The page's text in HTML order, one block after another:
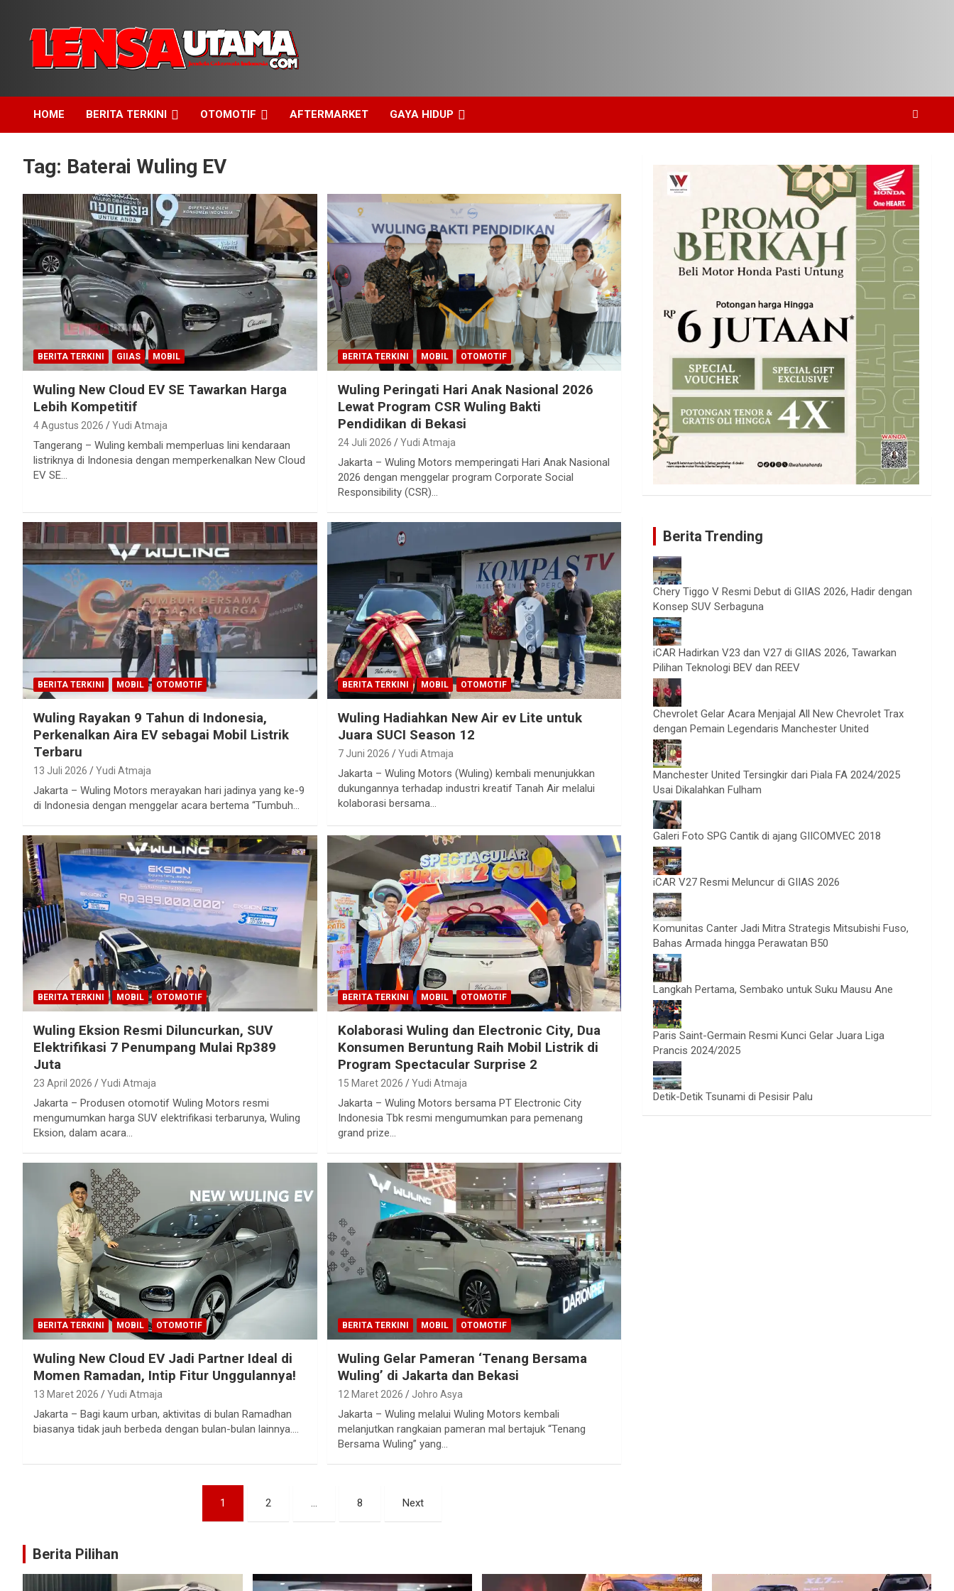
content
LensaUtama
HOME BERITA TERKINI OTOMOTIF AFTERMARKET GAYA HIDUP
Tag: Baterai Wuling EV
BERITA TERKINI GIIAS MOBIL
Wuling New Cloud EV SE Tawarkan Harga
Lebih Kompetitif
4 Agustus 2026 Yudi Atmaja
Tangerang – Wuling kembali memperluas lini kendaraan
listriknya di Indonesia dengan memperkenalkan New Cloud
EV SE…
BERITA TERKINI MOBIL OTOMOTIF
Wuling Peringati Hari Anak Nasional 2026
Lewat Program CSR Wuling Bakti
Pendidikan di Bekasi
24 Juli 2026 Yudi Atmaja
Jakarta – Wuling Motors memperingati Hari Anak Nasional
2026 dengan menggelar program Corporate Social
Responsibility (CSR)…
BERITA TERKINI MOBIL OTOMOTIF
Wuling Rayakan 9 Tahun di Indonesia,
Perkenalkan Aira EV sebagai Mobil Listrik
Terbaru
13 Juli 2026 Yudi Atmaja
Jakarta – Wuling Motors merayakan hari jadinya yang ke-9
di Indonesia dengan menggelar acara bertema “Tumbuh…
BERITA TERKINI MOBIL OTOMOTIF
Wuling Hadiahkan New Air ev Lite untuk
Juara SUCI Season 12
7 Juni 2026 Yudi Atmaja
Jakarta – Wuling Motors (Wuling) kembali menunjukkan
dukungannya terhadap industri kreatif Tanah Air melalui
kolaborasi bersama…
BERITA TERKINI MOBIL OTOMOTIF
Wuling Eksion Resmi Diluncurkan, SUV
Elektrifikasi 7 Penumpang Mulai Rp389
Juta
23 April 2026 Yudi Atmaja
Jakarta – Produsen otomotif Wuling Motors resmi
mengumumkan harga SUV elektrifikasi terbarunya, Wuling
Eksion, dalam acara…
BERITA TERKINI MOBIL OTOMOTIF
Kolaborasi Wuling dan Electronic City, Dua
Konsumen Beruntung Raih Mobil Listrik di
Program Spectacular Surprise 2
15 Maret 2026 Yudi Atmaja
Jakarta – Wuling Motors bersama PT Electronic City
Indonesia Tbk resmi mengumumkan para pemenang
grand prize…
BERITA TERKINI MOBIL OTOMOTIF
Wuling New Cloud EV Jadi Partner Ideal di
Momen Ramadan, Intip Fitur Unggulannya!
13 Maret 2026 Yudi Atmaja
Jakarta – Bagi kaum urban, aktivitas di bulan Ramadhan
biasanya tidak jauh berbeda dengan bulan-bulan lainnya.…
BERITA TERKINI MOBIL OTOMOTIF
Wuling Gelar Pameran ‘Tenang Bersama
Wuling’ di Jakarta dan Bekasi
12 Maret 2026 Johro Asya
Jakarta – Wuling melalui Wuling Motors kembali
melanjutkan rangkaian pameran mal bertajuk “Tenang
Bersama Wuling” yang…
1 2 … 8 Next
Berita Trending
Chery Tiggo V Resmi Debut di GIIAS 2026, Hadir dengan
Konsep SUV Serbaguna
iCAR Hadirkan V23 dan V27 di GIIAS 2026, Tawarkan
Pilihan Teknologi BEV dan REEV
Chevrolet Gelar Acara Menjajal All New Chevrolet Trax
dengan Pemain Legendaris Manchester United
Manchester United Tersingkir dari Piala FA 2024/2025
Usai Dikalahkan Fulham
Galeri Foto SPG Cantik di ajang GIICOMVEC 2018
iCAR V27 Resmi Meluncur di GIIAS 2026
Komunitas Canter Jadi Mitra Strategis Mitsubishi Fuso,
Bahas Armada hingga Perawatan B50
Langkah Pertama, Sembako untuk Suku Mausu Ane
Paris Saint-Germain Resmi Kunci Gelar Juara Liga
Prancis 2024/2025
Detik-Detik Tsunami di Pesisir Palu
Berita Pilihan